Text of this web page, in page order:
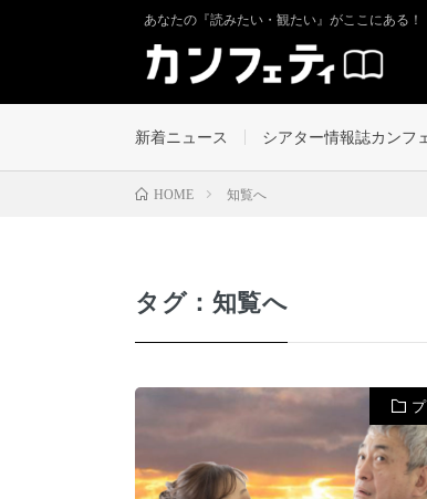
あなたの『読みたい・観たい』がここにある！
新着ニュース シアター情報誌カンフ
HOME 知覧へ
タグ：知覧へ